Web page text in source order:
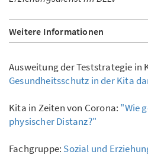
Weitere Informationen
Ausweitung der Teststrategie in
Gesundheitsschutz in der Kita
Kita in Zeiten von Corona: "Wie
physischer Distanz?"
Fachgruppe: Sozial und